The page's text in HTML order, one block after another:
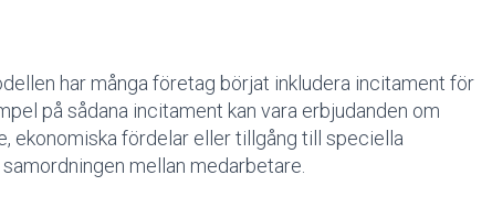
har många företag börjat inkludera incitament för
på sådana incitament kan vara erbjudanden om
ekonomiska fördelar eller tillgång till speciella
mellan medarbetare.